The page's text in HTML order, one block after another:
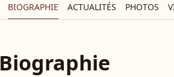
BIOGRAPHIE ACTUALITÉS PHOTOS
Biographie